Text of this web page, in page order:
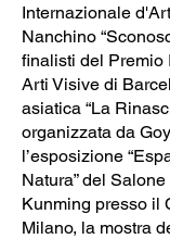
Internazionale
Nanchino
finalisti del Premio
Arti Visive di
asiatica “La
organizzata da
l’esposizione
Natura” del Salone
Kunming presso il
Milano, la mostra